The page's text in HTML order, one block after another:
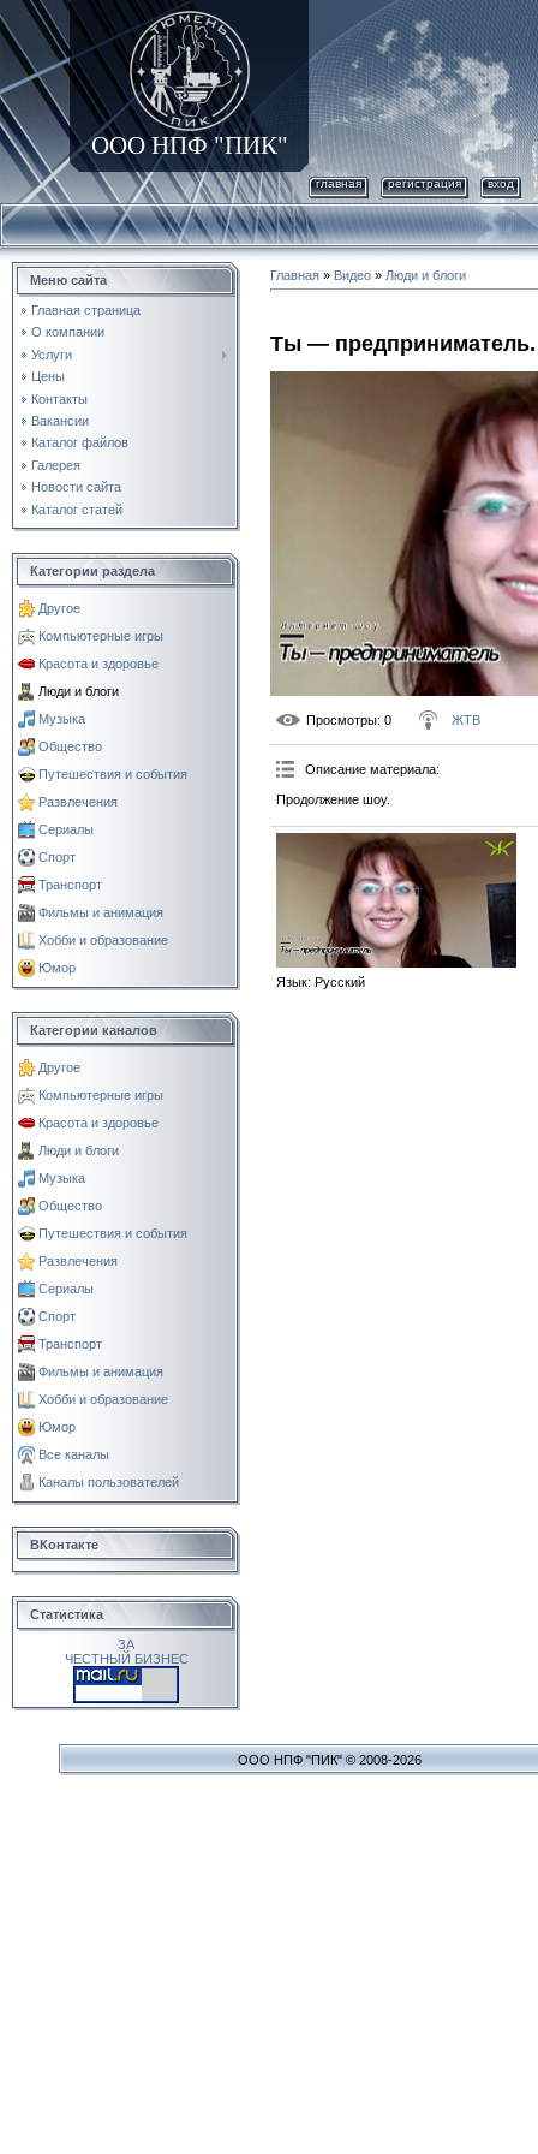
ООО НПФ "ПИК"
главная регистрация вход
Меню сайта
Главная страница
О компании
Услуги
Цены
Контакты
Вакансии
Каталог файлов
Галерея
Новости сайта
Каталог статей
Категории раздела
Другое
Компьютерные игры
Красота и здоровье
Люди и блоги
Музыка
Общество
Путешествия и события
Развлечения
Сериалы
Спорт
Транспорт
Фильмы и анимация
Хобби и образование
Юмор
Категории каналов
Другое
Компьютерные игры
Красота и здоровье
Люди и блоги
Музыка
Общество
Путешествия и события
Развлечения
Сериалы
Спорт
Транспорт
Фильмы и анимация
Хобби и образование
Юмор
Все каналы
Каналы пользователей
ВКонтакте
Статистика
ЗА
ЧЕСТНЫЙ БИЗНЕС
Главная » Видео » Люди и блоги
Ты — предприниматель.
Просмотры: 0 ЖТВ
Описание материала:
Продолжение шоу.
Язык: Русский
ООО НПФ "ПИК" © 2008-2026